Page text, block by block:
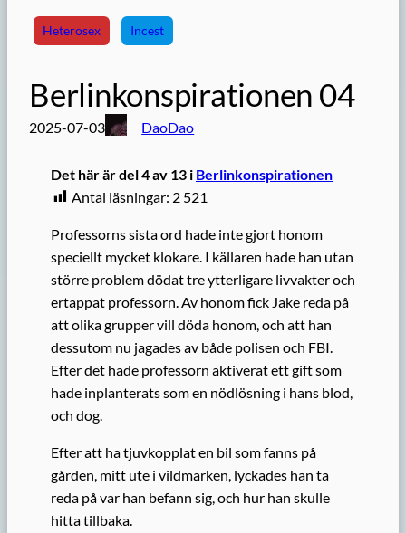
Heterosex Incest
Berlinkonspirationen 04
2025-07-03 DaoDao
Det här är del 4 av 13 i Berlinkonspirationen
Antal läsningar: 2 521
Professorns sista ord hade inte gjort honom
speciellt mycket klokare. I källaren hade han utan
större problem dödat tre ytterligare livvakter och
ertappat professorn. Av honom fick Jake reda på
att olika grupper vill döda honom, och att han
dessutom nu jagades av både polisen och FBI.
Efter det hade professorn aktiverat ett gift som
hade inplanterats som en nödlösning i hans blod,
och dog.
Efter att ha tjuvkopplat en bil som fanns på
gården, mitt ute i vildmarken, lyckades han ta
reda på var han befann sig, och hur han skulle
hitta tillbaka.